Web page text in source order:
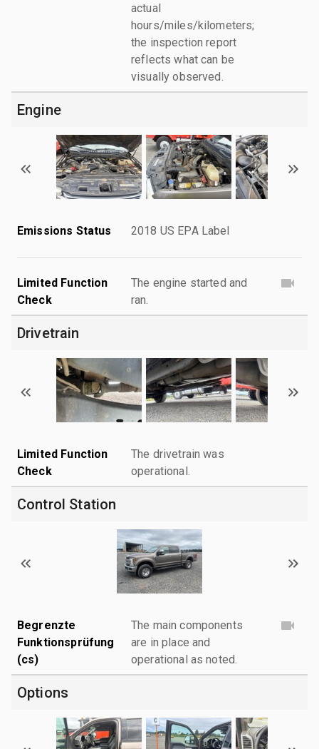
actual
hours/miles/kilometers;
the inspection report
reflects what can be
visually observed.
Engine
Emissions Status 2018 US EPA Label
Limited Function
Check
The engine started and
ran.
Drivetrain
Limited Function
Check
The drivetrain was
operational.
Control Station
Begrenzte
Funktionsprüfung
(cs)
The main components
are in place and
operational as noted.
Options